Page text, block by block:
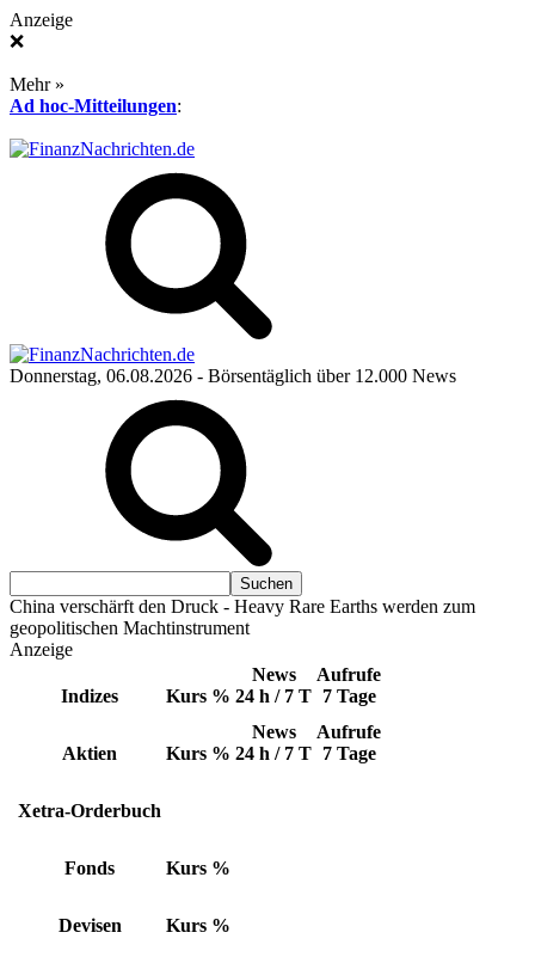
Anzeige
❌
Mehr »
Ad hoc-Mitteilungen:
Donnerstag, 06.08.2026 - Börsentäglich über 12.000 News
China verschärft den Druck - Heavy Rare Earths werden zum
geopolitischen Machtinstrument
Anzeige
Indizes Kurs %
News
24 h / 7 T
Aufrufe
7 Tage
Aktien Kurs %
News
24 h / 7 T
Aufrufe
7 Tage
Xetra-Orderbuch
Fonds Kurs %
Devisen Kurs %